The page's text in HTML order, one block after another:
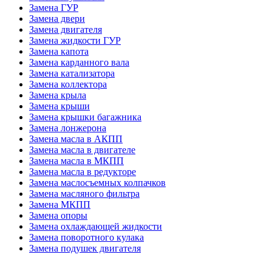
Замена ГУР
Замена двери
Замена двигателя
Замена жидкости ГУР
Замена капота
Замена карданного вала
Замена катализатора
Замена коллектора
Замена крыла
Замена крыши
Замена крышки багажника
Замена лонжерона
Замена масла в АКПП
Замена масла в двигателе
Замена масла в МКПП
Замена масла в редукторе
Замена маслосъемных колпачков
Замена масляного фильтра
Замена МКПП
Замена опоры
Замена охлаждающей жидкости
Замена поворотного кулака
Замена подушек двигателя